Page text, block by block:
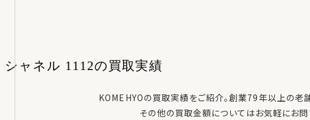
シャネル 1112の 買取実績
KOMEHYOの買取実績をご紹介。創業79年以上の老
その他の買取金額についてはお気軽にお問